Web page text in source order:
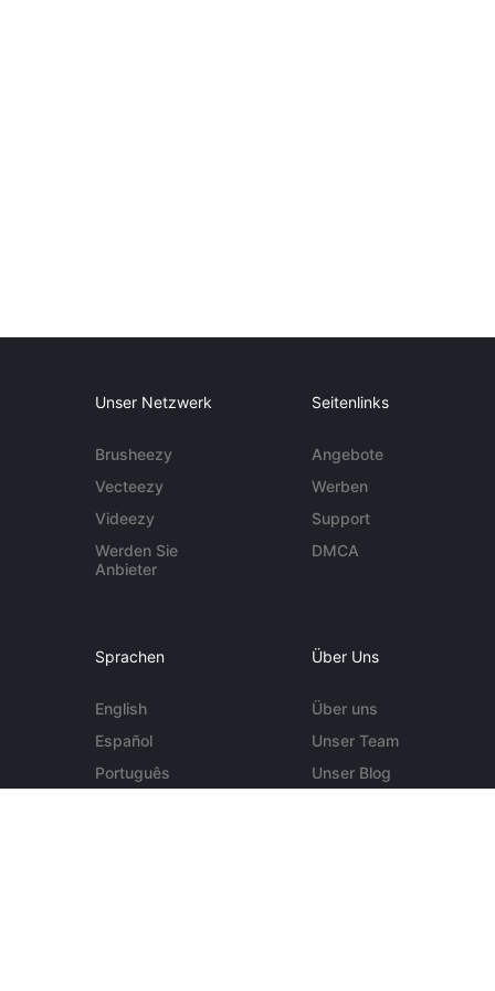
Unser Netzwerk
Brusheezy
Vecteezy
Videezy
Werden Sie
Anbieter
Seitenlinks
Angebote
Werben
Support
DMCA
Sprachen
English
Español
Português
Über Uns
Über uns
Unser Team
Unser Blog